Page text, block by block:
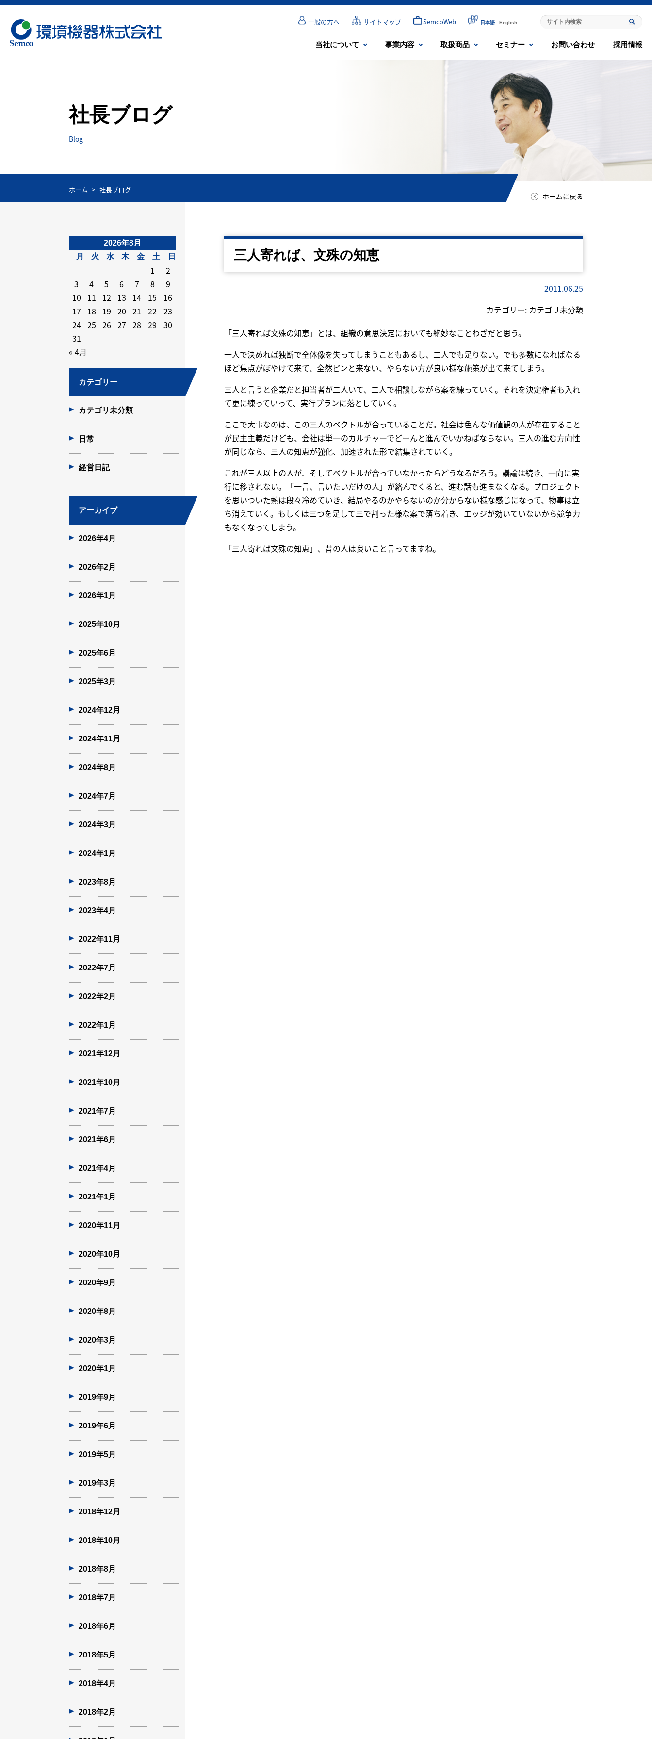
一般の方へ サイトマップ SemcoWeb 日本語 English
当社について 事業内容 取扱商品 セミナー お問い合わせ 採用情報
社長ブログ
Blog
ホーム 社長ブログ
ホームに戻る
三人寄れば、文殊の知恵
2011.06.25
カテゴリー: カテゴリ未分類
「三人寄れば文殊の知恵」とは、組織の意思決定においても絶妙なことわざだと思う。
一人で決めれば独断で全体像を失ってしまうこともあるし、二人でも足りない。でも多数になればなる
ほど焦点がぼやけて来て、全然ピンと来ない、やらない方が良い様な施策が出て来てしまう。
三人と言うと企業だと担当者が二人いて、二人で相談しながら案を練っていく。それを決定権者も入れ
て更に練っていって、実行プランに落としていく。
ここで大事なのは、この三人のベクトルが合っていることだ。社会は色んな価値観の人が存在すること
が民主主義だけども、会社は単一のカルチャーでどーんと進んでいかねばならない。三人の進む方向性
が同じなら、三人の知恵が強化、加速された形で結集されていく。
これが三人以上の人が、そしてベクトルが合っていなかったらどうなるだろう。議論は続き、一向に実
行に移されない。「一言、言いたいだけの人」が絡んでくると、進む話も進まなくなる。プロジェクト
を思いついた熱は段々冷めていき、結局やるのかやらないのか分からない様な感じになって、物事は立
ち消えていく。もしくは三つを足して三で割った様な案で落ち着き、エッジが効いていないから競争力
もなくなってしまう。
「三人寄れば文殊の知恵」、昔の人は良いこと言ってますね。
2026年8月
月
火 水 木 金 土 日
« 4月
1
2
3
4 5 6 7 8
9
10
11 12 13 14 15
16
17
18 19 20 21 22
23
24 25 26 27 28 29
30
31
カテゴリー
カテゴリ未分類
日常
経営日記
アーカイブ
2026年4月
2026年2月
2026年1月
2025年10月
2025年6月
2025年3月
2024年12月
2024年11月
2024年8月
2024年7月
2024年3月
2024年1月
2023年8月
2023年4月
2022年11月
2022年7月
2022年2月
2022年1月
2021年12月
2021年10月
2021年7月
2021年6月
2021年4月
2021年1月
2020年11月
2020年10月
2020年9月
2020年8月
2020年3月
2020年1月
2019年9月
2019年6月
2019年5月
2019年3月
2018年12月
2018年10月
2018年8月
2018年7月
2018年6月
2018年5月
2018年4月
2018年2月